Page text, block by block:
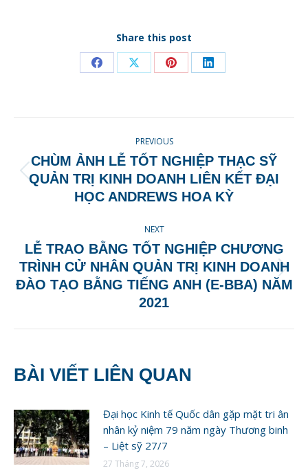
Share this post
Share
Facebook
Share
X
Share
Pinterest
Share
LinkedIn
NAVIGATION
PREVIOUS
Previous
post:
CHÙM ẢNH LỄ TỐT NGHIỆP THẠC SỸ
QUẢN TRỊ KINH DOANH LIÊN KẾT ĐẠI
HỌC ANDREWS HOA KỲ
NEXT
Next
post:
LỄ TRAO BẰNG TỐT NGHIỆP CHƯƠNG
TRÌNH CỬ NHÂN QUẢN TRỊ KINH DOANH
ĐÀO TẠO BẰNG TIẾNG ANH (E-BBA) NĂM
2021
BÀI VIẾT LIÊN QUAN
Đại học Kinh tế Quốc dân gặp mặt tri ân
nhân kỷ niệm 79 năm ngày Thương binh
– Liệt sỹ 27/7
27 Tháng 7, 2026